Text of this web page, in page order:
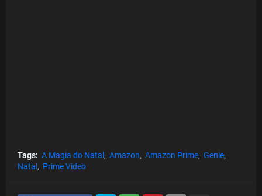
Tags: A Magia do Natal Amazon Amazon Prime Genie
Natal
Prime Video